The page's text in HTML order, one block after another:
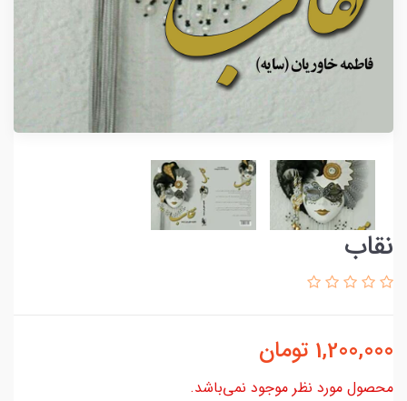
نقاب
1,200,000 تومان
محصول مورد نظر موجود نمی‌باشد.